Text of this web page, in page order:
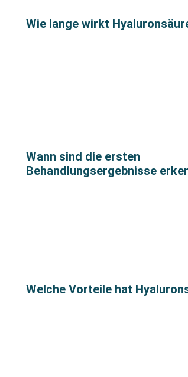
Wie lange wirkt
Wann sind die ersten
Behandlungsergebnisse
Welche Vorteile hat